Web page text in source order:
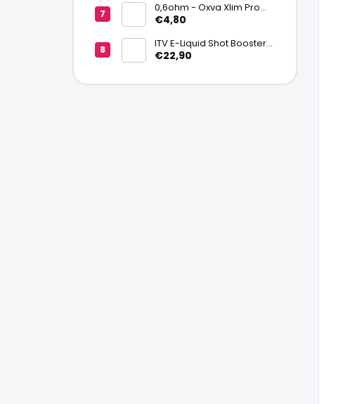
0,6ohm - Oxva Xlim Pro
cartridge V3 Top Fill 2ml
€4,80
ITV E-Liquid Shot Booster
NICSALT 50PG/50VG 20
€22,90